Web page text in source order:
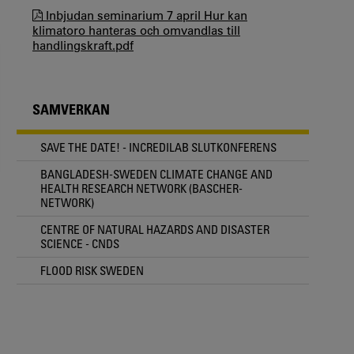
Inbjudan seminarium 7 april Hur kan
klimatoro hanteras och omvandlas till
handlingskraft.pdf
SAMVERKAN
SAVE THE DATE! - INCREDILAB SLUTKONFERENS
BANGLADESH-SWEDEN CLIMATE CHANGE AND
HEALTH RESEARCH NETWORK (BASCHER-
NETWORK)
CENTRE OF NATURAL HAZARDS AND DISASTER
SCIENCE - CNDS
FLOOD RISK SWEDEN